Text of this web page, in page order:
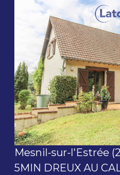
voir le
Mesnil-sur-l'Estrée
5MIN DREUX AU